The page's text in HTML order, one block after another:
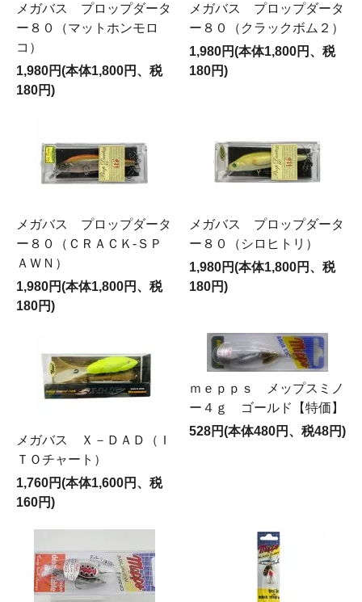
メガバス プロップダータ
ー８０（マットホンモロ
コ）
1,980円(本体1,800円、税
180円)
メガバス プロップダータ
ー８０（クラックボム２）
1,980円(本体1,800円、税
180円)
メガバス プロップダータ
ー８０（ＣＲＡＣＫ‐ＳＰ
ＡＷＮ）
1,980円(本体1,800円、税
180円)
メガバス プロップダータ
ー８０（シロヒトリ）
1,980円(本体1,800円、税
180円)
メガバス Ｘ－ＤＡＤ（Ｉ
ＴＯチャート）
1,760円(本体1,600円、税
160円)
ｍｅｐｐｓ メップスミノ
ー４ｇ ゴールド【特価】
528円(本体480円、税48円)